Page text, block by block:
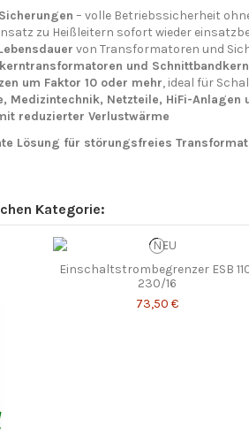
– volle Betriebssicherheit
zu Heißleitern sofort wieder
von Transformatoren und
und
um Faktor 10 oder mehr, ideal für
Medizintechnik, Netzteile, HiFi-Anlagen
reduzierter Verlustwärme
Lösung für störungsfreies
Kategorie:
Einschaltstrombegrenzer ESB
230/16
73,50 €